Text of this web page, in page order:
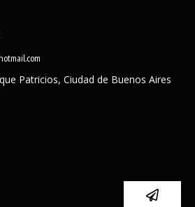
Patricios, Ciudad de Buenos Aires